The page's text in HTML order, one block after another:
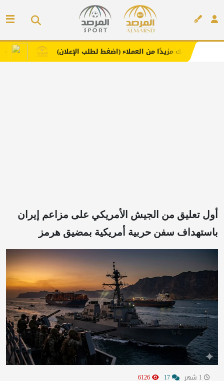
مفارش فندورا من العملاء (اضغط لطلب الإعلان)
أول تعليق من الجيش الأمريكي على مزاعم إيران
باستهداف سفن حربية أمريكية بمضيق هرمز